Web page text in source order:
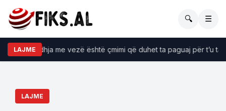
🔍 ☰
LAJME
Nëse hedhja me vezë është çmimi që duhet ta paguaj për t’u
LAJME